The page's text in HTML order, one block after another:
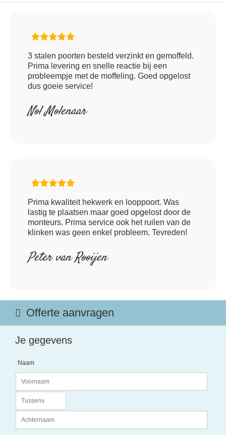
3 stalen poorten besteld verzinkt en gemoffeld.
Prima levering en snelle reactie bij een
probleempje met de moffeling. Goed opgelost
dus goeie service!
Nol Molenaar
Prima kwaliteit hekwerk en looppoort. Was
lastig te plaatsen maar goed opgelost door de
monteurs. Prima service ook het ruilen van de
klinken was geen enkel probleem. Tevreden!
Peter van Rooijen
Offerte aanvragen
Je gegevens
Naam